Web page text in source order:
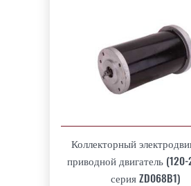
Коллекторный
приводной двигатель
серия ZD068B1)